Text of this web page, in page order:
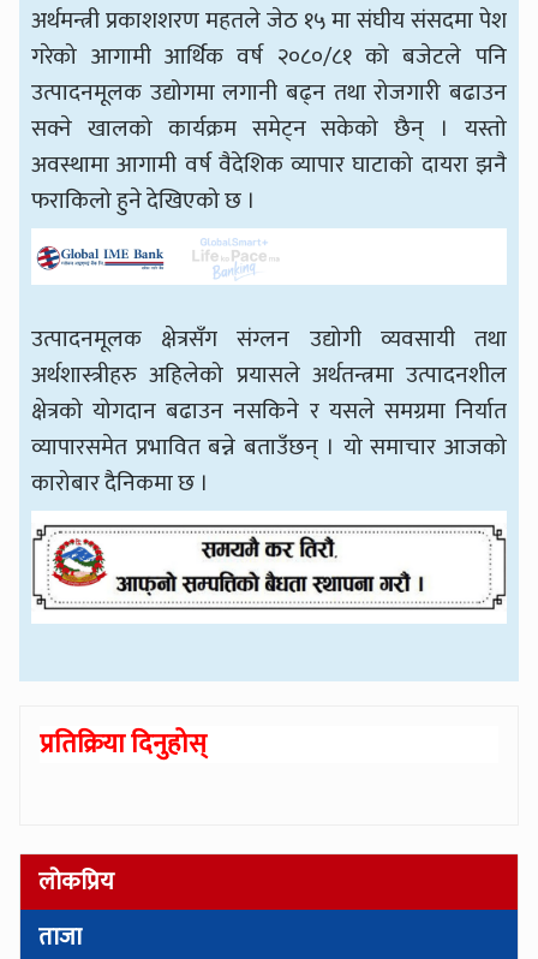
अर्थमन्त्री प्रकाशशरण महतले जेठ १५ मा संघीय संसदमा पेश
गरेको आगामी आर्थिक वर्ष २०८०/८१ को बजेटले पनि
उत्पादनमूलक उद्योगमा लगानी बढ्न तथा रोजगारी बढाउन
सक्ने खालको कार्यक्रम समेट्न सकेको छैन् । यस्तो
अवस्थामा आगामी वर्ष वैदेशिक व्यापार घाटाको दायरा झनै
फराकिलो हुने देखिएको छ ।
उत्पादनमूलक क्षेत्रसँग संग्लन उद्योगी व्यवसायी तथा
अर्थशास्त्रीहरु अहिलेको प्रयासले अर्थतन्त्रमा उत्पादनशील
क्षेत्रको योगदान बढाउन नसकिने र यसले समग्रमा निर्यात
व्यापारसमेत प्रभावित बन्ने बताउँछन् । यो समाचार आजको
कारोबारदैनिकमा छ ।
प्रतिक्रिया दिनुहोस्
लोकप्रिय
ताजा